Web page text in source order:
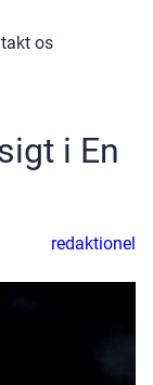
os
i En
redaktionel